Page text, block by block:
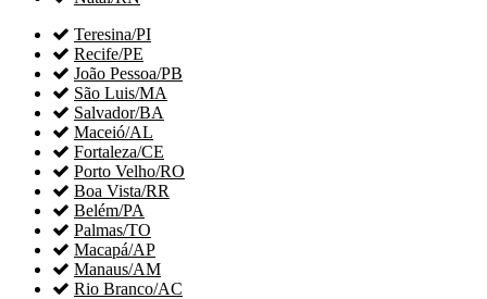
 Teresina/PI
 Recife/PE
 João Pessoa/PB
 São Luis/MA
 Salvador/BA
 Maceió/AL
 Fortaleza/CE
 Porto Velho/RO
 Boa Vista/RR
 Belém/PA
 Palmas/TO
 Macapá/AP
 Manaus/AM
 Rio Branco/AC